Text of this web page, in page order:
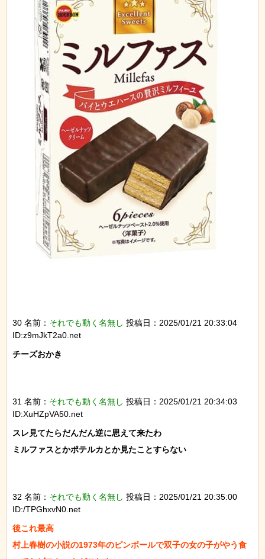
30 名前： それでも動く名無し 投稿日：2025/01/21 20:33:04
ID:z9mJkT2a0.net
チーズおかき
31 名前： それでも動く名無し 投稿日：2025/01/21 20:34:03
ID:XuHZpVA50.net
スレ見てたらだんだん逆に思えて来たわ
ミルファスとかポテルカとか見たことすらない
32 名前： それでも動く名無し 投稿日：2025/01/21 20:35:00
ID:/TPGhxvN0.net
後これ最高
村上春樹の小説の1973年のピンボールで双子の女の子がやう食